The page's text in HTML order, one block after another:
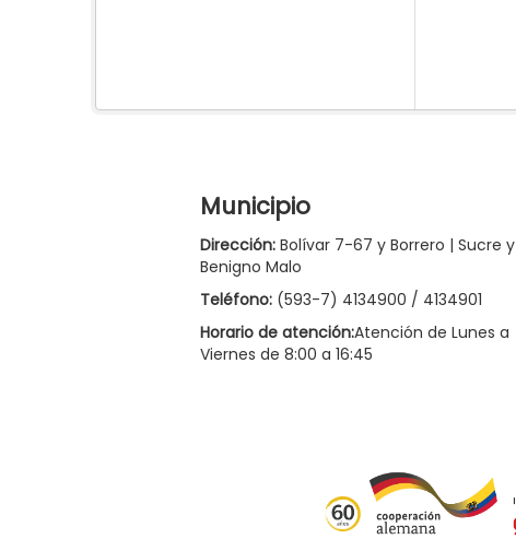
Municipio
Dirección: Bolívar 7-67 y Borrero | Sucre y
Benigno Malo
Teléfono: (593-7) 4134900 / 4134901
Horario de atención:Atención de Lunes a
Viernes de 8:00 a 16:45